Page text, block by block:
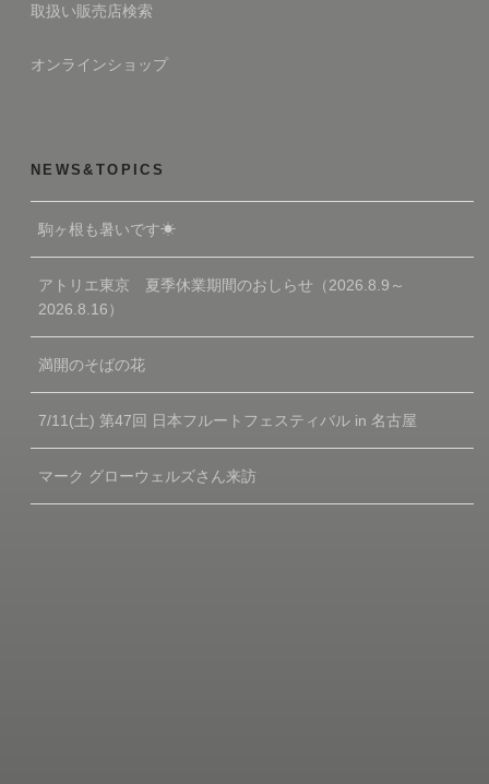
取扱い販売店検索
オンラインショップ
NEWS&TOPICS
駒ヶ根も暑いです☀
アトリエ東京 夏季休業期間のおしらせ（2026.8.9～
2026.8.16）
満開のそばの花
7/11(土) 第47回 日本フルートフェスティバル in 名古屋
マーク グローウェルズさん来訪